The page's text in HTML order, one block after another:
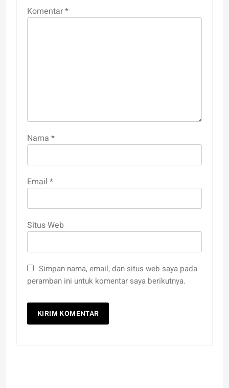
Komentar*
Nama *
Email *
Situs Web
Simpan nama, email, dan situs web saya pada
peramban ini untuk komentar saya berikutnya.